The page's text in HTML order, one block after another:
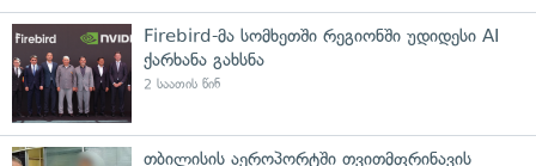
Firebird-მა სომხეთში რეგიონში უდიდესი AI
ქარხანა გახსნა
2 საათის წინ
თბილისის აეროპორტში თვითმფრინავის